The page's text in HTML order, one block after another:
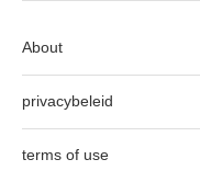
About
privacybeleid
terms of use